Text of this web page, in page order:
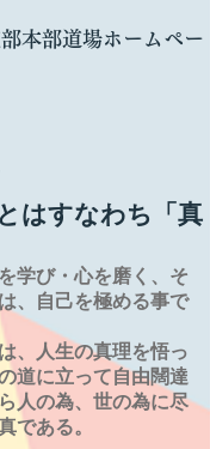
本部道場ホームペー
はすなわち「真
学び・心を磨く、そ
、自己を極める事で
、
人生の真理を悟っ
道に立って自由闊達
人の為、世の為に尽
である。